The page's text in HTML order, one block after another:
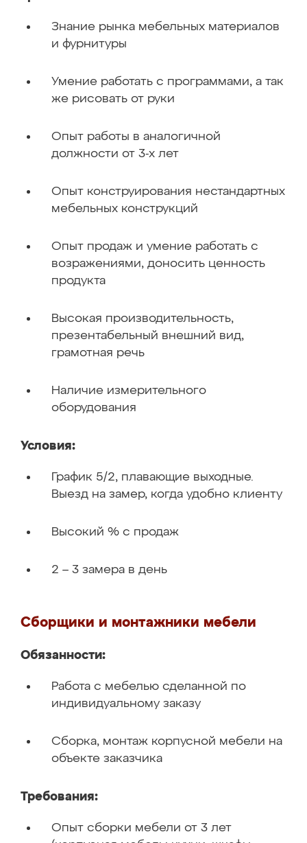
Знание рынка мебельных материалов
и фурнитуры
Умение работать с программами, а так
же рисовать от руки
Опыт работы в аналогичной
должности от 3-х лет
Опыт конструирования нестандартных
мебельных конструкций
Опыт продаж и умение работать с
возражениями, доносить ценность
продукта
Высокая производительность,
презентабельный внешний вид,
грамотная речь
Наличие измерительного
оборудования
Условия:
График 5/2, плавающие выходные.
Выезд на замер, когда удобно клиенту
Высокий % с продаж
2 – 3 замера в день
Сборщики и монтажники мебели
Обязанности:
Работа с мебелью сделанной по
индивидуальному заказу
Сборка, монтаж корпусной мебели на
объекте заказчика
Требования:
Опыт сборки мебели от 3 лет